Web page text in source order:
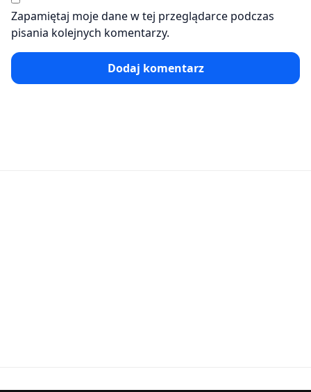
Zapamiętaj moje dane w tej przeglądarce podczas
pisania kolejnych komentarzy.
Dodaj komentarz